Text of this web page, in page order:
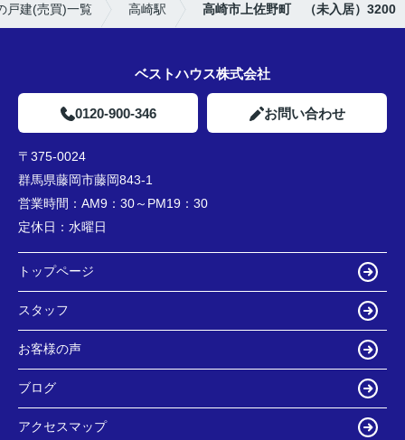
戸建(売買)一覧 高崎駅 高崎市上佐野町 （未入居）3200
ベストハウス株式会社
0120-900-346 お問い合わせ
〒375-0024
群馬県藤岡市藤岡843-1
営業時間： AM9：30～PM19：30
定休日： 水曜日
トップページ
スタッフ
お客様の声
ブログ
アクセスマップ